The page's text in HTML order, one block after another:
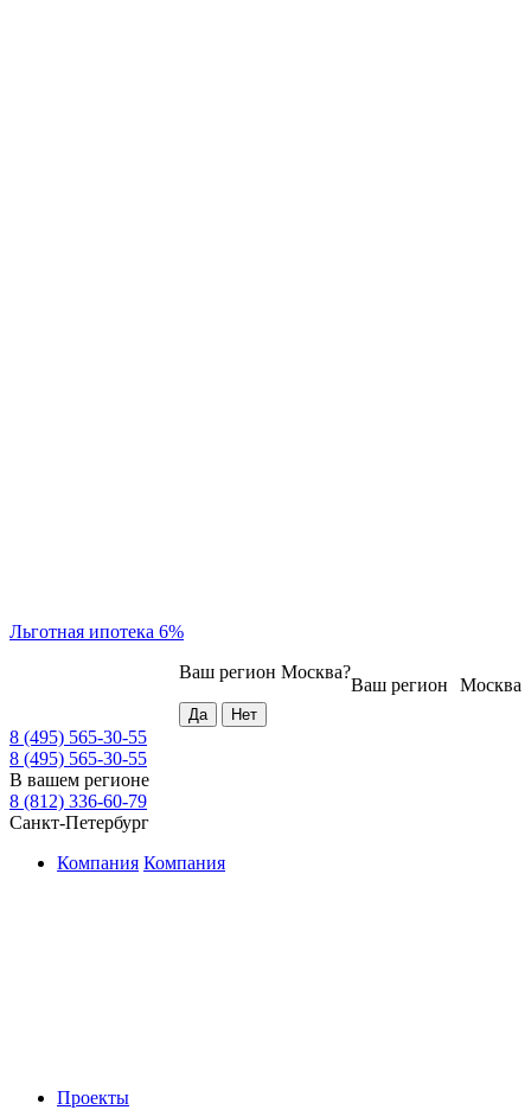
Льготная ипотека 6%
Москва
Ваш регион
Ваш регион Москва?
8 (495) 565-30-55
8 (495) 565-30-55
В вашем регионе
8 (812) 336-60-79
Санкт-Петербург
Компания Компания
Проекты